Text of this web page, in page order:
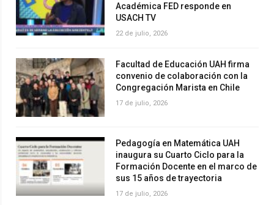
Académica FED responde en
USACH TV
22 de julio, 2026
Facultad de Educación UAH firma
convenio de colaboración con la
Congregación Marista en Chile
17 de julio, 2026
Pedagogía en Matemática UAH
inaugura su Cuarto Ciclo para la
Formación Docente en el marco de
sus 15 años de trayectoria
17 de julio, 2026